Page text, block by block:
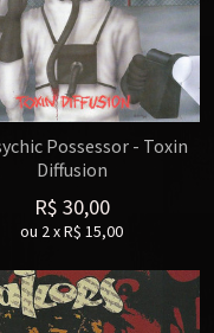
Possessor - Toxin
Diffusion
R$ 30,00
ou 2xR$ 15,00